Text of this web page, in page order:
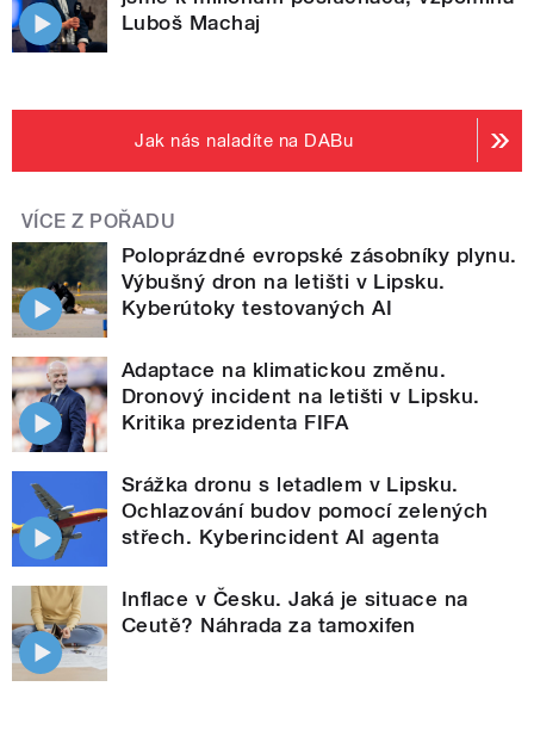
Luboš Machaj
Jak nás naladíte na DABu
VÍCE Z POŘADU
Poloprázdné evropské zásobníky plynu.
Výbušný dron na letišti v Lipsku.
Kyberútoky testovaných AI
Adaptace na klimatickou změnu.
Dronový incident na letišti v Lipsku.
Kritika prezidenta FIFA
Srážka dronu s letadlem v Lipsku.
Ochlazování budov pomocí zelených
střech. Kyberincident AI agenta
Inflace v Česku. Jaká je situace na
Ceutě? Náhrada za tamoxifen